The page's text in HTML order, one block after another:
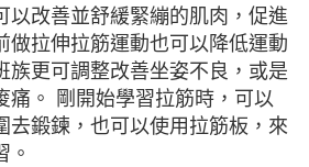
以改善並舒緩緊繃的肌肉，促進
做拉伸拉筋運動也可以降低運動
族更可調整改善坐姿不良，或是
痛。 剛開始學習拉筋時，可以
去鍛鍊，也可以使用拉筋板，來
。